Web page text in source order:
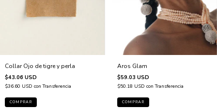
Collar Ojo de tigre y perla
$43.06 USD
$36.60 USD con Transferencia
Aros Glam
$59.03 USD
$50.18 USD con Transferencia